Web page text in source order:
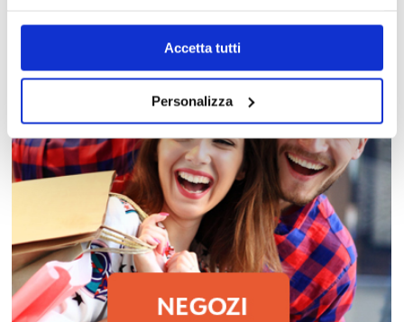
Accetta tutti
Personalizza